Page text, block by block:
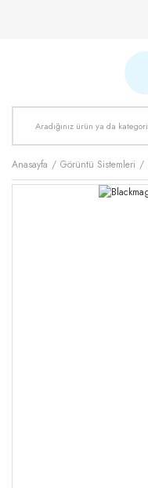
Anasayfa Görüntü Sistemleri